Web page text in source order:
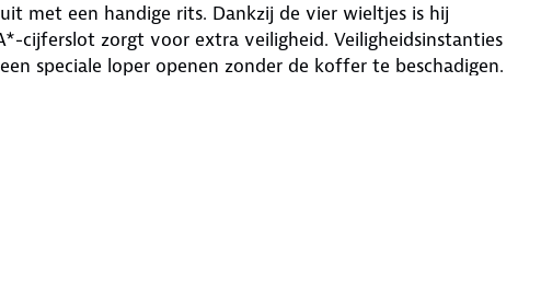
met een handige rits. Dankzij de vier wieltjes is hij
cijferslot zorgt voor extra veiligheid. Veiligheidsinstanties
speciale loper openen zonder de koffer te beschadigen.
Geen probleem, de koffer kan worden uitgebreid voor
van
Ga voor de kleur die je het leukst vindt!